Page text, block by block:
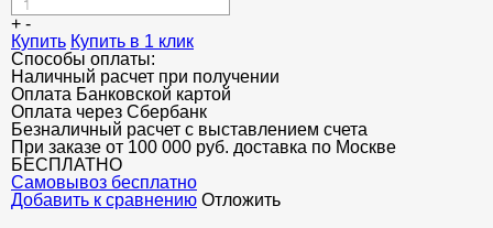
+ -
Купить Купить в 1 клик
Способы оплаты:
Наличный расчет при получении
Оплата Банковской картой
Оплата через Сбербанк
Безналичный расчет с выставлением счета
При заказе от 100 000 руб. доставка по Москве
БЕСПЛАТНО
Cамовывоз бесплатно
Добавить к сравнению Отложить